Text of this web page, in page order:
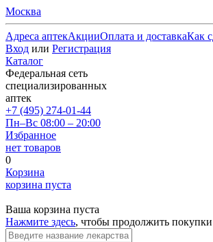
Москва
Адреса аптекАкцииОплата и доставкаКак
Вход или Регистрация
Каталог
Федеральная сеть
специализированных
аптек
+7 (495) 274-01-44
Пн–Вс 08:00 – 20:00
Избранное
нет товаров
0
Корзина
корзина пуста
Ваша корзина пуста
Нажмите здесь, чтобы продолжить покупки